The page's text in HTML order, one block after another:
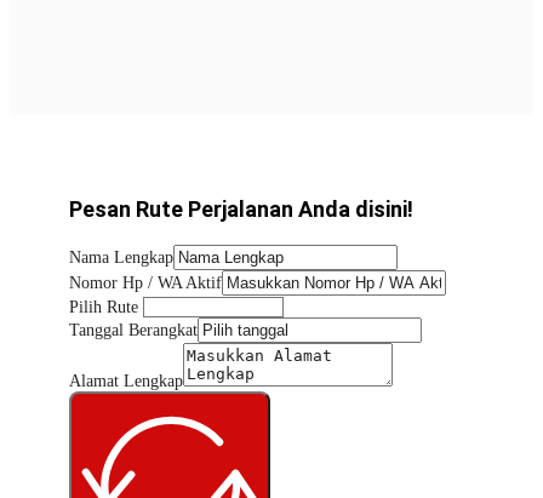
Pesan Rute Perjalanan Anda disini!
Nama Lengkap
Nomor Hp / WA Aktif
Pilih Rute
Tanggal Berangkat
Alamat Lengkap